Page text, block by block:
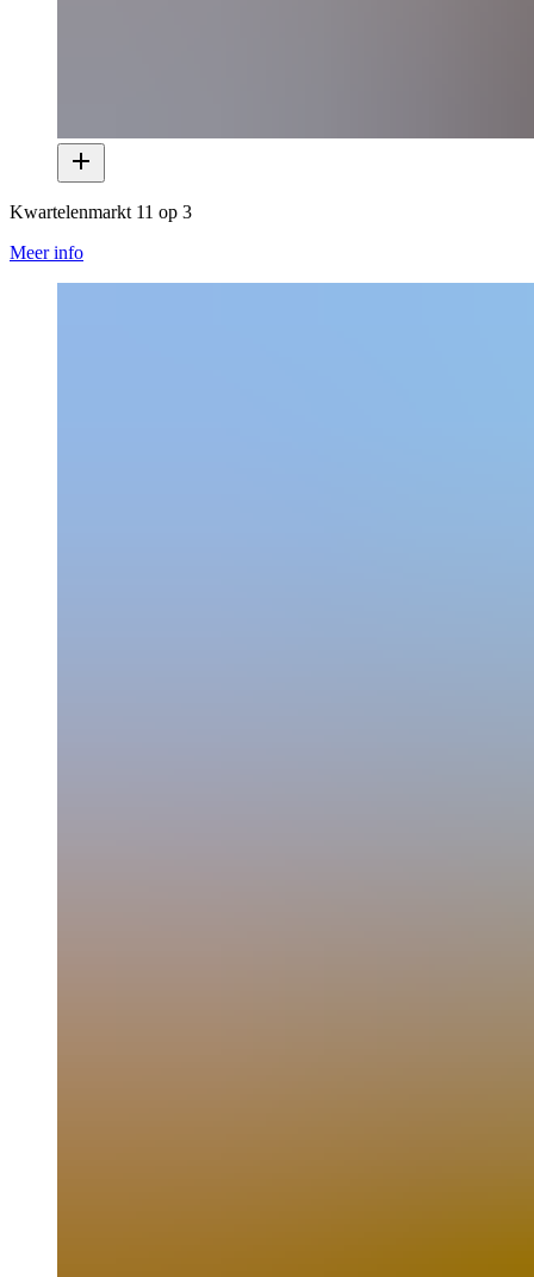
Kwartelenmarkt 11 op 3
Meer info